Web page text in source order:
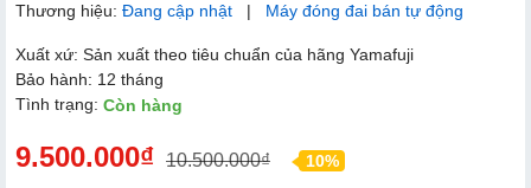
Thương hiệu: Đang cập nhật | Máy đóng đai bán tự động
Xuất xứ: Sản xuất theo tiêu chuẩn của hãng Yamafuji
Bảo hành: 12 tháng
Tình trạng: Còn hàng
9.500.000₫ 10.500.000₫ 10%